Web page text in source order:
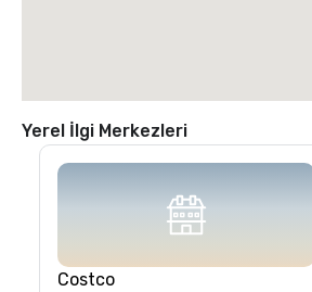
Yerel İlgi Merkezleri
Costco